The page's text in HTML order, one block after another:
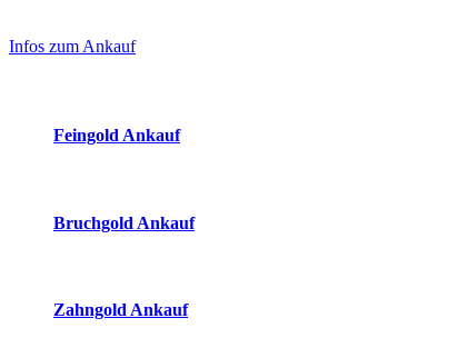
Sidebar
Infos zum Ankauf
Feingold Ankauf
Bruchgold Ankauf
Zahngold Ankauf